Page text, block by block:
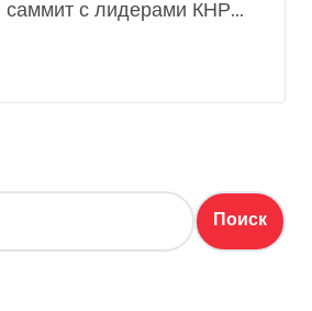
саммит с лидерами КНР...